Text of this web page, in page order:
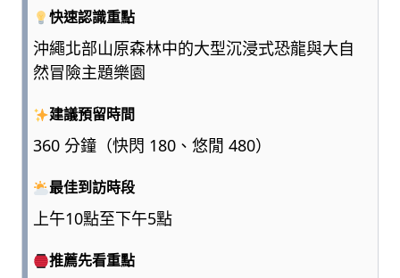
快速認識重點
沖繩北部山原森林中的大型沉浸式恐龍與大自
然冒險主題樂園
建議預留時間
360 分鐘（快閃 180、悠閒 480）
最佳到訪時段
上午10點至下午5點
推薦先看重點